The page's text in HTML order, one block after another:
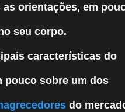
orientações, em
seu corpo.
características do
pouco sobre um dos
do